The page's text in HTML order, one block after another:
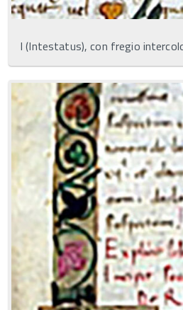
I (Intestatus), con fregio